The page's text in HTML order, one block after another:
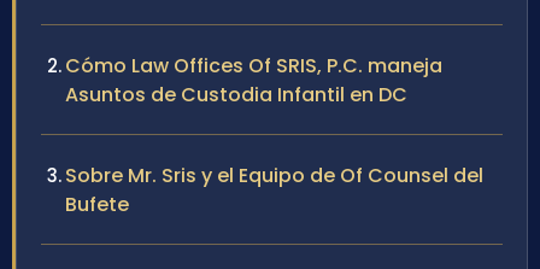
Cómo Law Offices Of SRIS, P.C. maneja
Asuntos de Custodia Infantil en DC
Sobre Mr. Sris y el Equipo de Of Counsel del
Bufete